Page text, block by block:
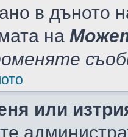
в дъното
на
или